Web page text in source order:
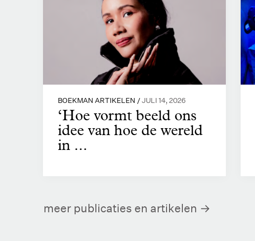
‘Hoe vormt beeld ons
idee van hoe de wereld
in ...
BOEKMAN ARTIKELEN /JULI 14, 2026
meer publicaties en artikelen